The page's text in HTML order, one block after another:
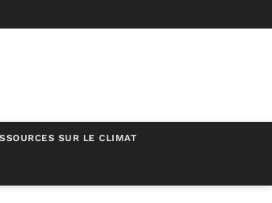
SUR LE CLIMAT